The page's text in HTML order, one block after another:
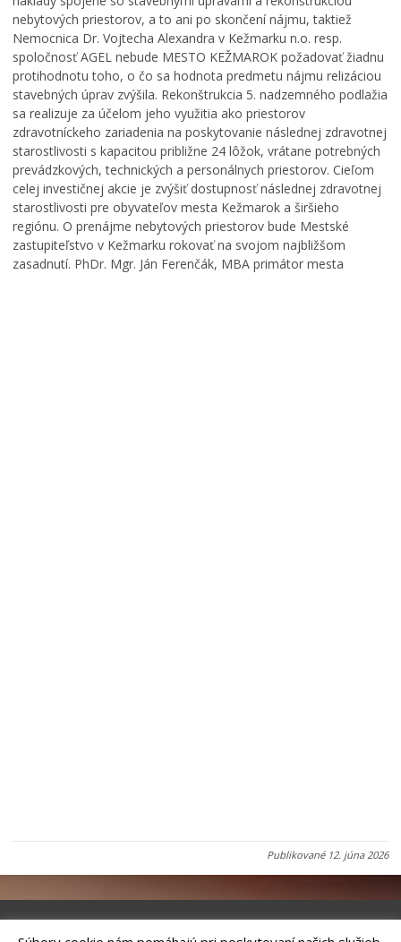
nebytových priestorov, a to ani po skončení nájmu, taktiež
Nemocnica Dr. Vojtecha Alexandra v Kežmarku n.o. resp.
spoločnosť AGEL nebude MESTO KEŽMAROK požadovať žiadnu
protihodnotu toho, o čo sa hodnota predmetu nájmu relizáciou
stavebných úprav zvýšila. Rekonštrukcia 5. nadzemného podlažia
sa realizuje za účelom jeho využitia ako priestorov
zdravotníckeho zariadenia na poskytovanie následnej zdravotnej
starostlivosti s kapacitou približne 24 lôžok, vrátane potrebných
prevádzkových, technických a personálnych priestorov. Cieľom
celej investičnej akcie je zvýšiť dostupnosť následnej zdravotnej
starostlivosti pre obyvateľov mesta Kežmarok a širšieho
regiónu. O prenájme nebytových priestorov bude Mestské
zastupiteľstvo v Kežmarku rokovať na svojom najbližšom
zasadnutí. PhDr. Mgr. Ján Ferenčák, MBA primátor mesta
Publikované 12. júna 2026